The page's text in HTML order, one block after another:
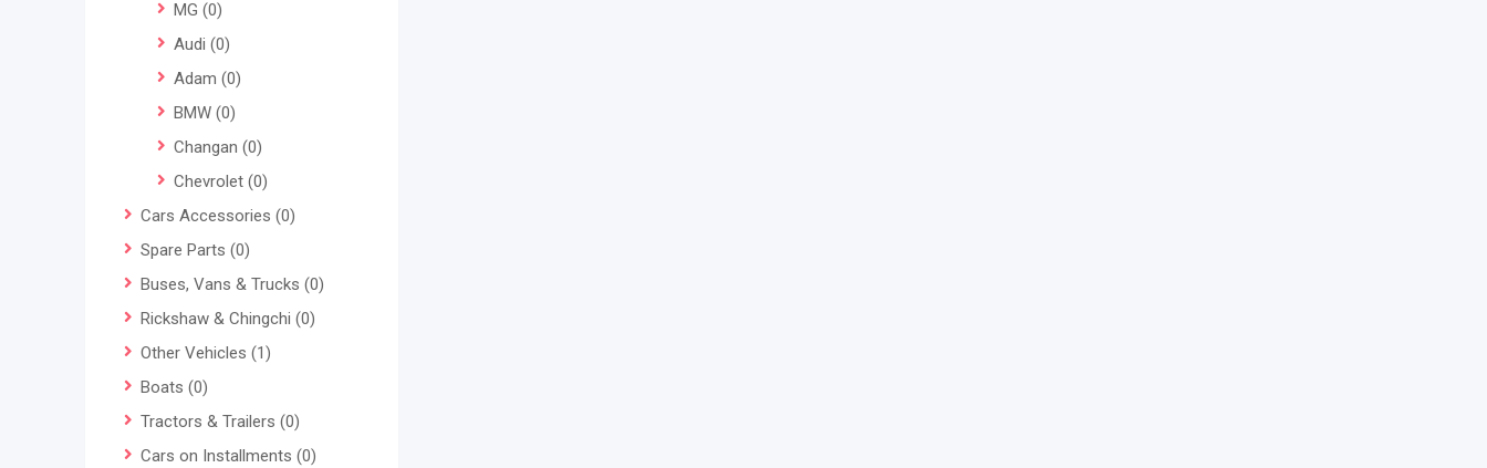
MG (0)
Audi (0)
Adam (0)
BMW (0)
Changan (0)
Chevrolet (0)
Cars Accessories (0)
Spare Parts (0)
Buses, Vans & Trucks (0)
Rickshaw & Chingchi (0)
Other Vehicles (1)
Boats (0)
Tractors & Trailers (0)
Cars on Installments (0)